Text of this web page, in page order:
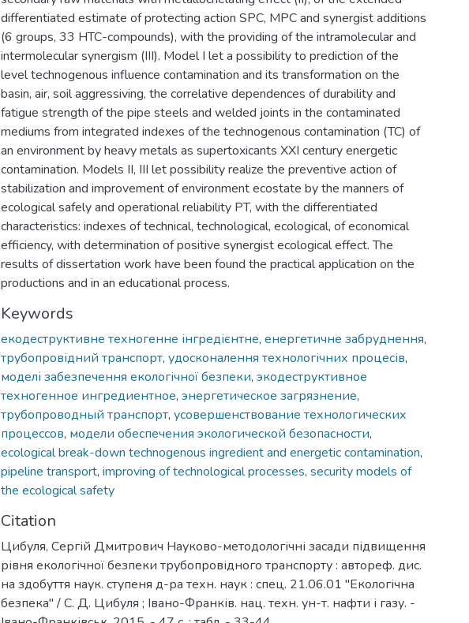
differentiated estimate of protecting action SPC, MPC and synergist additions
(6 groups, 33 HTC-compounds), with the providing of the intramolecular and
intermolecular synergism (III). Model I let a possibility to prediction of the
level technogenous influence contamination and its transformation on the
basin, air, soil aggressiving, the correlative dependences of durability and
fatigue strength of the pipe steels and welded joints in the contaminated
mediums from integrated indexes of the technogenous contamination (TC) of
an environment by heavy metals as supertoxicants XXI century energetic
contamination. Models II, III let possibility realize the preventive action of
stabilization and improvement of environment ecostate by the manners of
ecological safely and operational reliability PT, with the differentiated
characteristics: indexes of technical, technological, ecological, of economical
efficiency, with determination of positive synergist ecological effect. The
results of dissertation work have been found the practical application on the
productions and in an educational process.
Keywords
екодеструктивне техногенне інгредієнтне, енергетичне забруднення,
трубопровідний транспорт, удосконалення технологічних процесів,
моделі забезпечення екологічної безпеки, экодеструктивное
техногенное ингредиентное, энергетическое загрязнение,
трубопроводный транспорт, усовершенствование технологических
процессов, модели обеспечения экологической безопасности,
ecological break-down technogenous ingredient and energetic contamination,
pipeline transport, improving of technological processes, security models of
the ecological safety
Citation
Цибуля, Сергій Дмитрович Науково-методологічні засади підвищення
рівня екологічної безпеки трубопровідного транспорту : автореф. дис.
на здобуття наук. ступеня д-ра техн. наук : спец. 21.06.01 "Екологічна
безпека" / С. Д. Цибуля ; Івано-Франків. нац. техн. ун-т. нафти і газу. -